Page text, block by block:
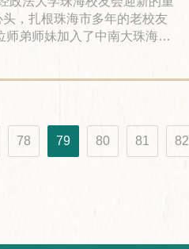
，扎根珠海市多年的老校友
弟师妹加入了中南大珠海校
78 79 80 81 82